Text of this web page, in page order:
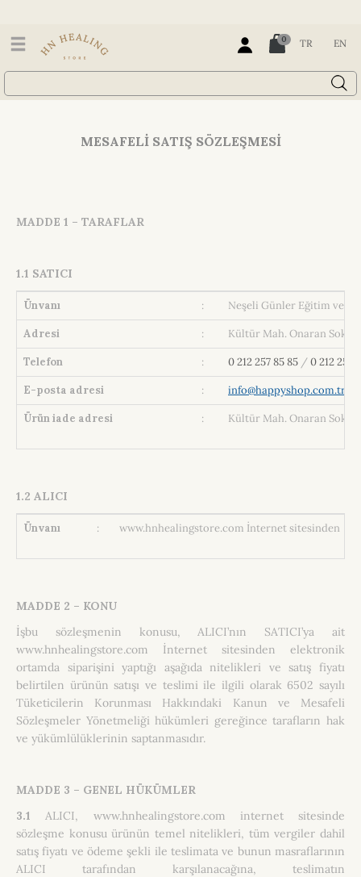
0 TR EN
MESAFELİ SATIŞ SÖZLEŞMESİ
MADDE 1 – TARAFLAR
1.1 SATICI
Ünvanı : Neşeli Günler Eğitim ve
Adresi : Kültür Mah. Onaran Sok.
Telefon : 0 212 257 85 85 /0 212 257
E-posta adresi : info@happyshop.com.tr
Ürün iade adresi : Kültür Mah. Onaran Sok.
1.2 ALICI
Ünvanı : www.hnhealingstore.com İnternet sitesinden
MADDE 2 – KONU
İşbu sözleşmenin konusu, ALICI’nın SATICI’ya ait
www.hnhealingstore.com İnternet sitesinden elektronik
ortamda siparişini yaptığı aşağıda nitelikleri ve satış fiyatı
belirtilen ürünün satışı ve teslimi ile ilgili olarak 6502 sayılı
Tüketicilerin Korunması Hakkındaki Kanun ve Mesafeli
Sözleşmeler Yönetmeliği hükümleri gereğince tarafların hak
ve yükümlülüklerinin saptanmasıdır.
MADDE 3 – GENEL HÜKÜMLER
3.1 ALICI, www.hnhealingstore.com internet sitesinde
sözleşme konusu ürünün temel nitelikleri, tüm vergiler dahil
satış fiyatı ve ödeme şekli ile teslimata ve bunun masraflarının
ALICI tarafından karşılanacağına, teslimatın